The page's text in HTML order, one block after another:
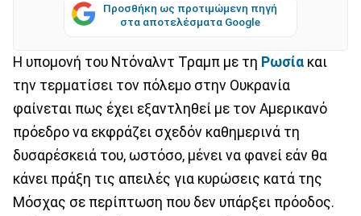
Προσθήκη ως προτιμώμενη πηγή
στα αποτελέσματα Google
Η υπομονή του Ντόναλντ Τραμπ με τη Ρωσία και
την τερματίσει τον πόλεμο στην Ουκρανία
φαίνεται πως έχει εξαντληθεί με τον Αμερικανό
πρόεδρο να εκφράζει σχεδόν καθημερινά τη
δυσαρέσκειά του, ωστόσο, μένει να φανεί εάν θα
κάνει πράξη τις απειλές για κυρώσεις κατά της
Μόσχας σε περίπτωση που δεν υπάρξει πρόοδος.